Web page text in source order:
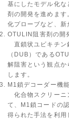
基にしたモデル化
剤の開発を進めま
化プローブなど、新
OTULIN阻害剤の開
直鎖状ユビキチン
（DUB）である
解阻害という観点
します。
M1鎖デコーダー機
化合物スクリーニ
て、M1鎖コードの
得られた手法を利